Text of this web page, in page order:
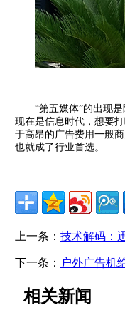
“第五媒体”的出现
现在是信息时代，想要
于高昂的广告费用一般
也就成了行业首选。
上一条： 技术解码：
下一条： 户外广告机
相关新闻